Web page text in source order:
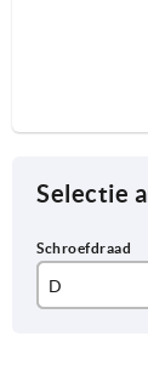
Selectie
D